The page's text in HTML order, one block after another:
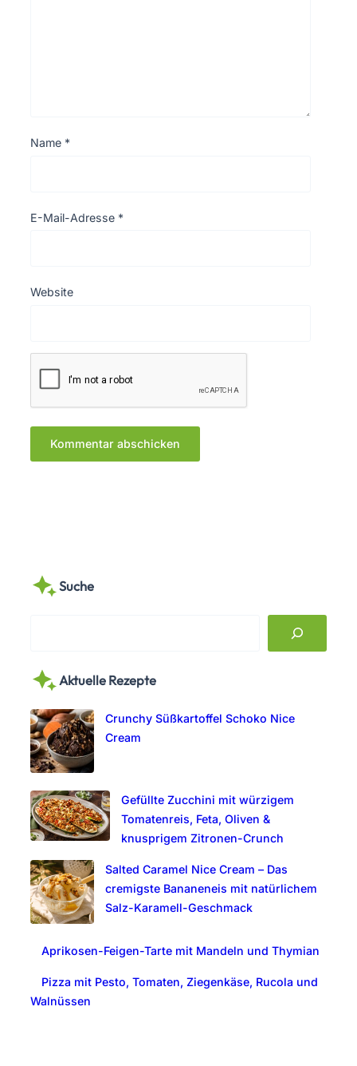
Name *
E-Mail-Adresse *
Website
Suche
r
h
Aktuelle Rezepte
Crunchy Süßkartoffel Schoko Nice
Cream
Gefüllte Zucchini mit würzigem
Tomatenreis, Feta, Oliven &
knusprigem Zitronen-Crunch
Salted Caramel Nice Cream – Das
cremigste Bananeneis mit natürlichem
Salz-Karamell-Geschmack
Aprikosen-Feigen-Tarte mit Mandeln und Thymian
Pizza mit Pesto, Tomaten, Ziegenkäse, Rucola und
Walnüssen